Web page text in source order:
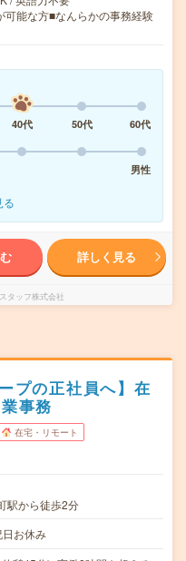
能な方■なんらかの事務経験
40代 50代
60代
男性
る
詳しく見る
タッフ株式会社
プの正社員へ】在
事務
在宅・リモート
駅から徒歩2分
お休み